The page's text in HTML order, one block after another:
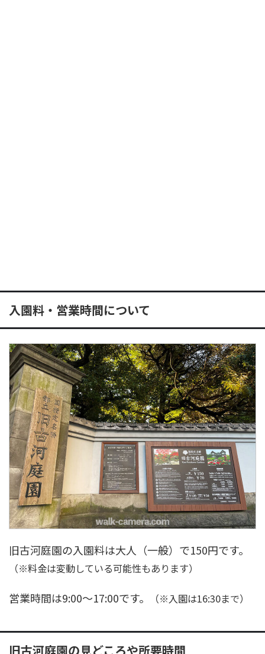
入園料・営業時間について
旧古河庭園の入園料は大人（一般）で150円です。
（※料金は変動している可能性もあります）
営業時間は9:00～17:00です。 （※入園は16:30まで）
旧古河庭園の見どころや所要時間